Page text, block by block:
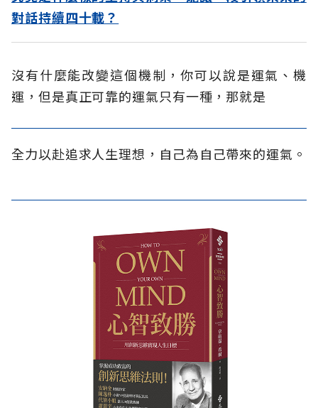
對話持續四十載？
沒有什麼能改變這個機制，你可以說是運氣、機
運，但是真正可靠的運氣只有一種，那就是
全力以赴追求人生理想，自己為自己帶來的運氣。